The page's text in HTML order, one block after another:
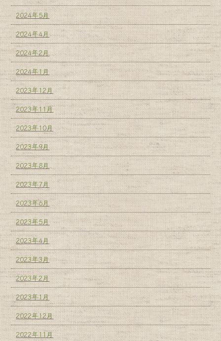
2024年5月
2024年4月
2024年2月
2024年1月
2023年12月
2023年11月
2023年10月
2023年9月
2023年8月
2023年7月
2023年6月
2023年5月
2023年4月
2023年3月
2023年2月
2023年1月
2022年12月
2022年11月